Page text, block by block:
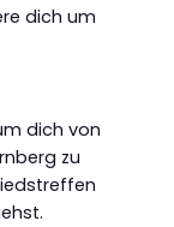
dich um
dich von
zu